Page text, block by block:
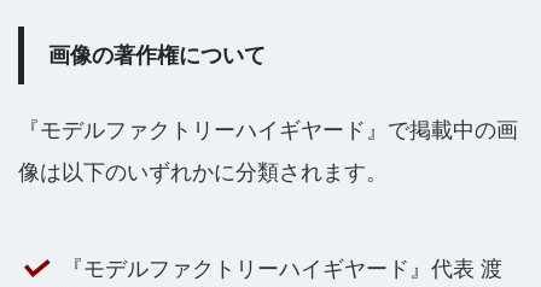
画像の著作権について
『モデルファクトリーハイギヤード』で掲載中の画
像は以下のいずれかに分類されます。
『モデルファクトリーハイギヤード』代表 渡